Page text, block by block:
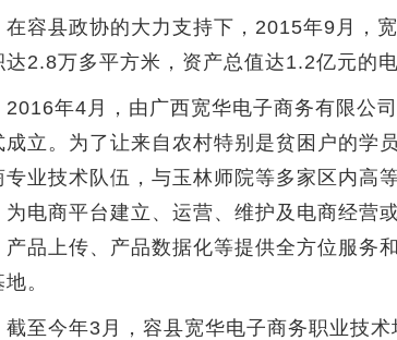
县政协的大力支持下，2015年9月，宽
达2.8万多平方米，资产总值达1.2亿元的电
年4月，由广西宽华电子商务有限公司
成立。为了让来自农村特别是贫困户的学
专业技术队伍，与玉林师院等多家区内高
为电商平台建立、运营、维护及电商经营
产品上传、产品数据化等提供全方位服务
。
今年3月，容县宽华电子商务职业技术